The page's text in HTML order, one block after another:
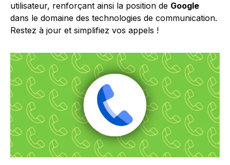
utilisateur, renforçant ainsi la position de Google
dans le domaine des technologies de communication.
Restez à jour et simplifiez vos appels !